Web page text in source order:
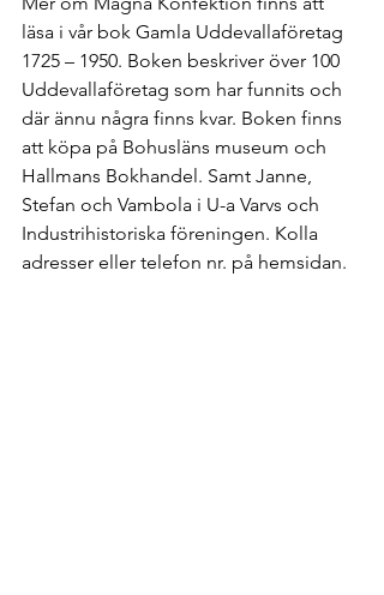
läsa i vår bok Gamla Uddevallaföretag
1725 – 1950. Boken beskriver över 100
Uddevallaföretag som har funnits och
där ännu några finns kvar. Boken finns
att köpa på Bohusläns museum och
Hallmans Bokhandel. Samt Janne,
Stefan och Vambola i U-a Varvs och
Industrihistoriska föreningen. Kolla
adresser eller telefon nr. på hemsidan.